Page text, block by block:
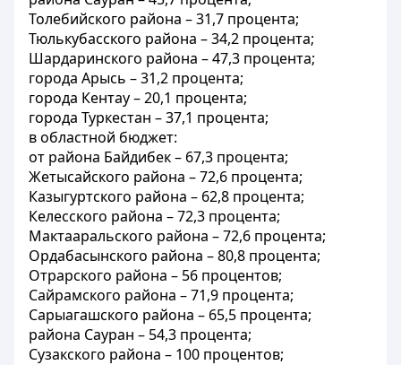
Толебийского района – 31,7 процента;
Тюлькубасского района – 34,2 процента;
Шардаринского района – 47,3 процента;
города Арысь – 31,2 процента;
города Кентау – 20,1 процента;
города Туркестан – 37,1 процента;
в областной бюджет:
от района Байдибек – 67,3 процента;
Жетысайского района – 72,6 процента;
Казыгуртского района – 62,8 процента;
Келесского района – 72,3 процента;
Мактааральского района – 72,6 процента;
Ордабасынского района – 80,8 процента;
Отрарского района – 56 процентов;
Сайрамского района – 71,9 процента;
Сарыагашского района – 65,5 процента;
района Сауран – 54,3 процента;
Сузакского района – 100 процентов;